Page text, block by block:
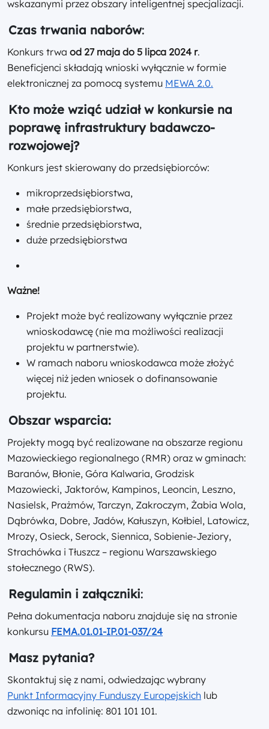
wskazanymi przez obszary inteligentnej specjalizacji.
Czas trwania naborów:
Konkurs trwa od 27 maja do 5 lipca 2024 r.
Beneficjenci składają wnioski wyłącznie w formie
elektronicznej za pomocą systemu MEWA 2.0.
Kto może wziąć udział w konkursie na
poprawę infrastruktury badawczo-
rozwojowej?
Konkurs jest skierowany do przedsiębiorców:
mikroprzedsiębiorstwa,
małe przedsiębiorstwa,
średnie przedsiębiorstwa,
duże przedsiębiorstwa
Ważne!
Projekt może być realizowany wyłącznie przez
wnioskodawcę (nie ma możliwości realizacji
projektu w partnerstwie).
W ramach naboru wnioskodawca może złożyć
więcej niż jeden wniosek o dofinansowanie
projektu.
Obszar wsparcia:
Projekty mogą być realizowane na obszarze regionu
Mazowieckiego regionalnego (RMR) oraz w gminach:
Baranów, Błonie, Góra Kalwaria, Grodzisk
Mazowiecki, Jaktorów, Kampinos, Leoncin, Leszno,
Nasielsk, Prażmów, Tarczyn, Zakroczym, Żabia Wola,
Dąbrówka, Dobre, Jadów, Kałuszyn, Kołbiel, Latowicz,
Mrozy, Osieck, Serock, Siennica, Sobienie-Jeziory,
Strachówka i Tłuszcz – regionu Warszawskiego
stołecznego (RWS).
Regulamin i załączniki:
Pełna dokumentacja naboru znajduje się na stronie
konkursu FEMA.01.01-IP.01-037/24
Masz pytania?
Skontaktuj się z nami, odwiedzając wybrany
Punkt Informacyjny Funduszy Europejskich lub
dzwoniąc na infolinię: 801 101 101.